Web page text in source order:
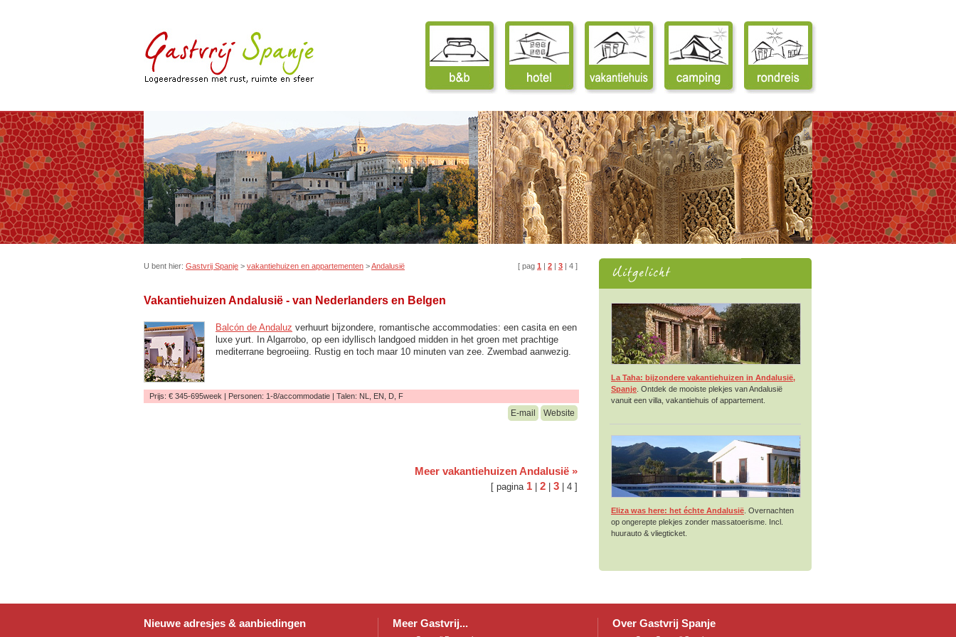
U bent hier: Gastvrij Spanje > vakantiehuizen en appartementen >Andalusië [ pag 1 | 2 | 3 | 4 ]
Vakantiehuizen Andalusië - van Nederlanders en Belgen
Balcón de Andaluz verhuurt bijzondere, romantische accommodaties: een casita en een
luxe yurt. In Algarrobo, op een idyllisch landgoed midden in het groen met prachtige
mediterrane begroeiing. Rustig en toch maar 10 minuten van zee. Zwembad aanwezig.
Prijs: € 345-695week | Personen: 1-8/accommodatie | Talen: NL, EN, D, F
E-mail Website
Meer vakantiehuizen Andalusië »
[ pagina 1 2 3 | 4 ]
La Taha: bijzondere vakantiehuizen in Andalusië,
Spanje . Ontdek de mooiste plekjes van Andalusië
vanuit een villa, vakantiehuis of appartement.
Eliza was here: het échte Andalusië . Overnachten
op ongerepte plekjes zonder massatoerisme. Incl.
huurauto & vliegticket.
Nieuwe adresjes & aanbiedingen Meer Gastvrij... Over Gastvrij Spanje